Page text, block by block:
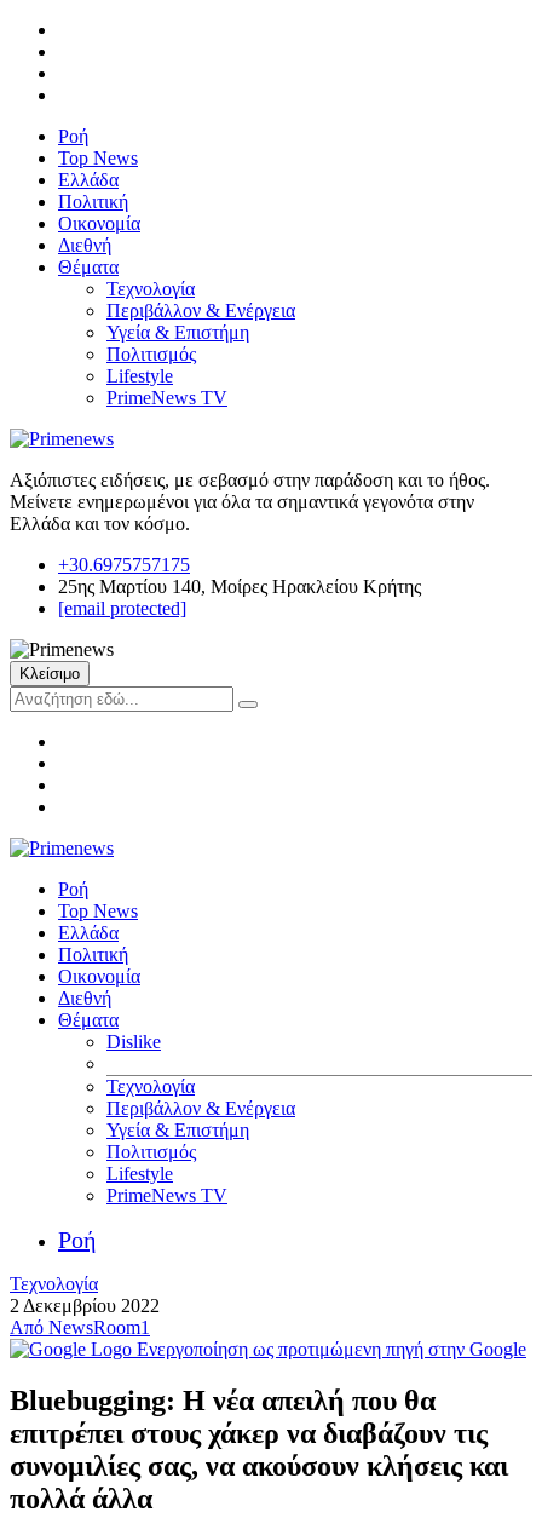
Ροή
Top News
Ελλάδα
Πολιτική
Οικονομία
Διεθνή
Θέματα
Τεχνολογία
Περιβάλλον & Ενέργεια
Υγεία & Επιστήμη
Πολιτισμός
Lifestyle
PrimeNews TV
Αξιόπιστες ειδήσεις, με σεβασμό στην παράδοση και το ήθος.
Μείνετε ενημερωμένοι για όλα τα σημαντικά γεγονότα στην
Ελλάδα και τον κόσμο.
+30.6975757175
25ης Μαρτίου 140, Μοίρες Ηρακλείου Κρήτης
[email protected]
Κλείσιμο
Ροή
Top News
Ελλάδα
Πολιτική
Οικονομία
Διεθνή
Θέματα
Dislike
Τεχνολογία
Περιβάλλον & Ενέργεια
Υγεία & Επιστήμη
Πολιτισμός
Lifestyle
PrimeNews TV
Ροή
Τεχνολογία
2 Δεκεμβρίου 2022
Από NewsRoom1
Ενεργοποίηση ως προτιμώμενη πηγή στην Google
Bluebugging: Η νέα απειλή που θα
επιτρέπει στους χάκερ να διαβάζουν τις
συνομιλίες σας, να ακούσουν κλήσεις και
πολλά άλλα